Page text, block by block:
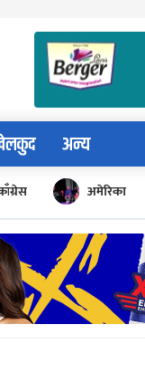
अन्य
अमेरिका